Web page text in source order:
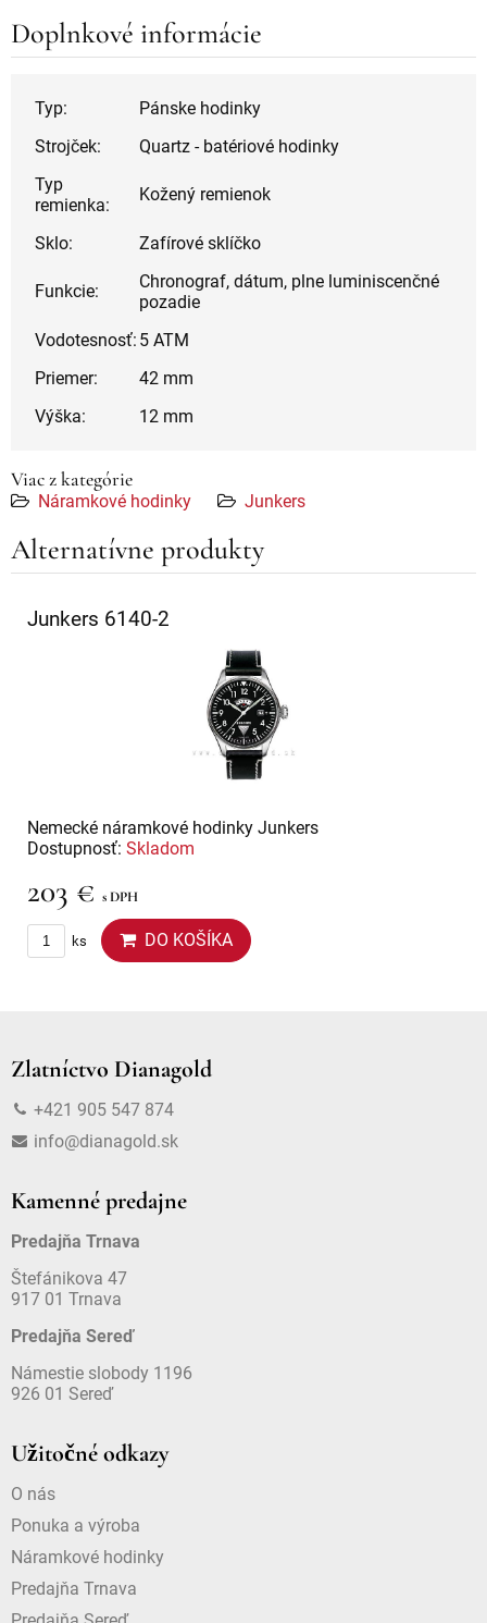
Doplnkové informácie
Typ:
Pánske hodinky
Strojček:
Quartz - batériové hodinky
Typ
remienka:
Kožený remienok
Sklo: Zafírové sklíčko
Funkcie:
Chronograf, dátum, plne luminiscenčné
pozadie
Vodotesnosť: 5 ATM
Priemer:
42 mm
Výška:
12 mm
Viac z kategórie
Náramkové hodinky Junkers
Alternatívne produkty
Junkers 6140-2
Nemecké náramkové hodinky Junkers
Dostupnosť: Skladom
203 € s DPH
ks DO KOŠÍKA
Zlatníctvo Dianagold
+421 905 547 874
info@dianagold.sk
Kamenné predajne
Predajňa Trnava
Štefánikova 47
917 01 Trnava
Predajňa Sereď
Námestie slobody 1196
926 01 Sereď
Užitočné odkazy
O nás
Ponuka a výroba
Náramkové hodinky
Predajňa Trnava